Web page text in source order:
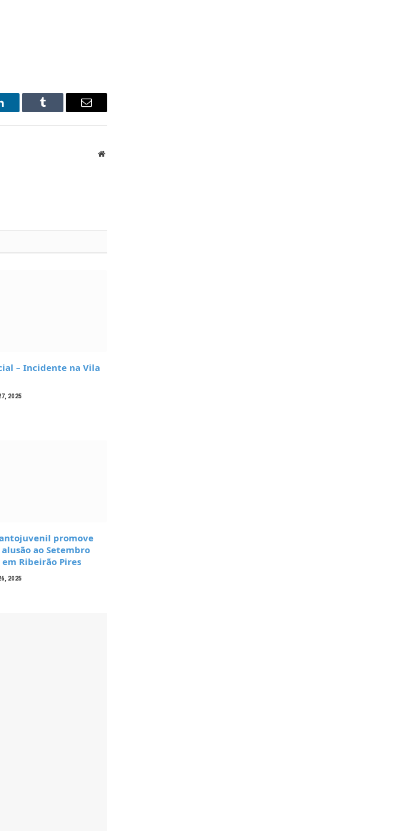
Tumblr Email
Website
– Incidente na Vila
2025
promove
ao Setembro
Ribeirão Pires
2025